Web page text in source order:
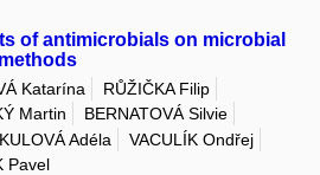
of antimicrobials on microbial
Katarína
RŮŽIČKA Filip
Martin
BERNATOVÁ Silvie
Adéla
VACULÍK Ondřej
Pavel